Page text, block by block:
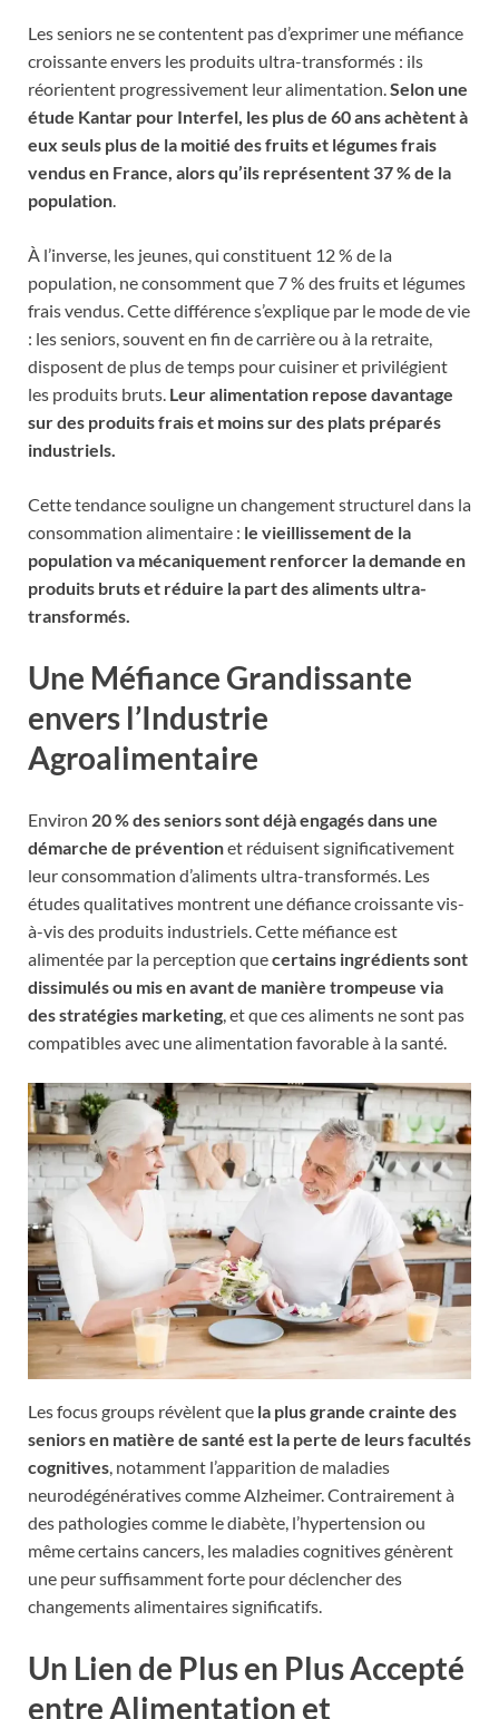
Les seniors ne se contentent pas d’exprimer une méfiance
croissante envers les produits ultra-transformés : ils
réorientent progressivement leur alimentation.Selon une
étude Kantar pour Interfel, les plus de 60 ans achètent à
eux seuls plus de la moitié des fruits et légumes frais
vendus en France, alors qu’ils représentent 37 % de la
population.
À l’inverse, les jeunes, qui constituent 12 % de la
population, ne consomment que 7 % des fruits et légumes
frais vendus. Cette différence s’explique par le mode de vie
: les seniors, souvent en fin de carrière ou à la retraite,
disposent de plus de temps pour cuisiner et privilégient
les produits bruts. Leur alimentation repose davantage
sur des produits frais et moins sur des plats préparés
industriels.
Cette tendance souligne un changement structurel dans la
consommation alimentaire : le vieillissement de la
population va mécaniquement renforcer la demande en
produits bruts et réduire la part des aliments ultra-
transformés.
Une Méfiance Grandissante
envers l’Industrie
Agroalimentaire
Environ 20 % des seniors sont déjà engagés dans une
démarche de préventionet réduisent significativement
leur consommation d’aliments ultra-transformés. Les
études qualitatives montrent une défiance croissante vis-
à-vis des produits industriels. Cette méfiance est
alimentée par la perception quecertains ingrédients sont
dissimulés ou mis en avant de manière trompeuse via
des stratégies marketing, et que ces aliments ne sont pas
compatibles avec une alimentation favorable à la santé.
Les focus groups révèlent que la plus grande crainte des
seniors en matière de santé est la perte de leurs facultés
cognitives , notamment l’apparition de maladies
neurodégénératives comme Alzheimer. Contrairement à
des pathologies comme le diabète, l’hypertension ou
même certains cancers, les maladies cognitives génèrent
une peur suffisamment forte pour déclencher des
changements alimentaires significatifs.
Un Lien de Plus en Plus Accepté
entre Alimentation et